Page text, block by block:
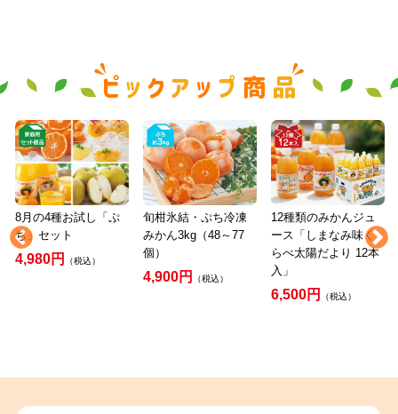
8月の4種お試し「ぷ
ち」セット
4,980円 （税込）
旬柑氷結・ぷち冷凍
みかん3kg（48～77
個）
4,900円 （税込）
12種類のみかんジュ
ース「しまなみ味く
らべ太陽だより 12本
入」
6,500円 （税込）